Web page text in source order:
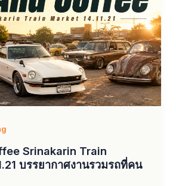
Srinakarin Train
บรรยากาศงานรวมรถที่คน